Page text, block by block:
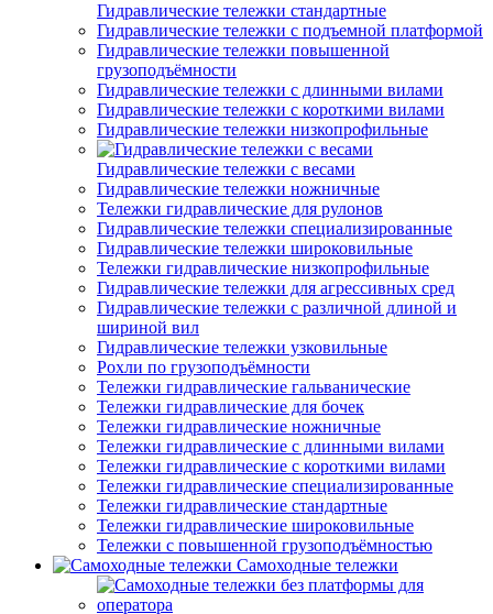
Гидравлические тележки стандартные
Гидравлические тележки с подъемной платформой
Гидравлические тележки повышенной
грузоподъёмности
Гидравлические тележки с длинными вилами
Гидравлические тележки с короткими вилами
Гидравлические тележки низкопрофильные
Гидравлические тележки с весами
Гидравлические тележки ножничные
Тележки гидравлические для рулонов
Гидравлические тележки специализированные
Гидравлические тележки широковильные
Тележки гидравлические низкопрофильные
Гидравлические тележки для агрессивных сред
Гидравлические тележки с различной длиной и
шириной вил
Гидравлические тележки узковильные
Рохли по грузоподъёмности
Тележки гидравлические гальванические
Тележки гидравлические для бочек
Тележки гидравлические ножничные
Тележки гидравлические с длинными вилами
Тележки гидравлические с короткими вилами
Тележки гидравлические специализированные
Тележки гидравлические стандартные
Тележки гидравлические широковильные
Тележки с повышенной грузоподъёмностью
Самоходные тележки